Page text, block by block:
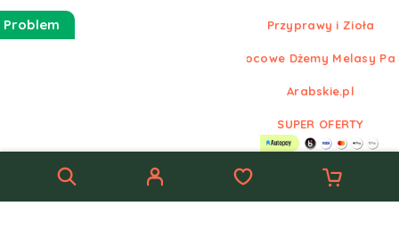
Przyprawy i Zioła
Owocowe Dżemy Melasy
Arabskie.pl
SUPER OFERTY
Arabskie.pl
Problem